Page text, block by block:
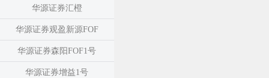
华源证券汇橙
华源证券观盈新源FOF
华源证券森阳FOF1号
华源证券增益1号